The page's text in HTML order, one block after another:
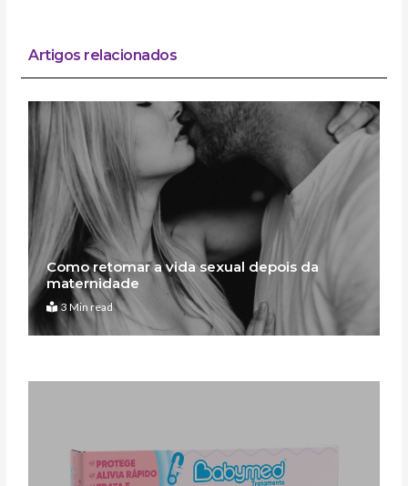
Artigos relacionados
Como retomar a vida sexual depois da
maternidade
3 Min read